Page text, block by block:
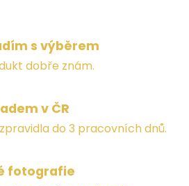
s výběrem
dobře znám.
v ČR
do 3 pracovních dnů.
fotografie